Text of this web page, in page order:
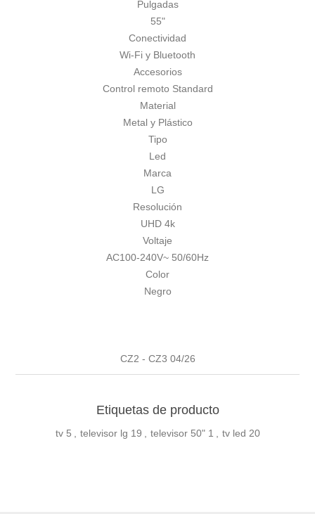
Pulgadas
55"
Conectividad
Wi-Fi y Bluetooth
Accesorios
Control remoto Standard
Material
Metal y Plástico
Tipo
Led
Marca
LG
Resolución
UHD 4k
Voltaje
AC100-240V~ 50/60Hz
Color
Negro
CZ2 - CZ3 04/26
Etiquetas de producto
tv 5 , televisor lg 19 , televisor 50" 1 , tv led 20